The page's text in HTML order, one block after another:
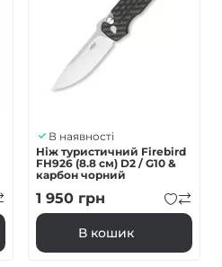
В наявності
Ніж туристичний Firebird
FH926 (8.8 см) D2 / G10 &
карбон чорний
1 950 грн
В кошик